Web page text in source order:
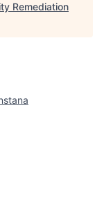
Remediation